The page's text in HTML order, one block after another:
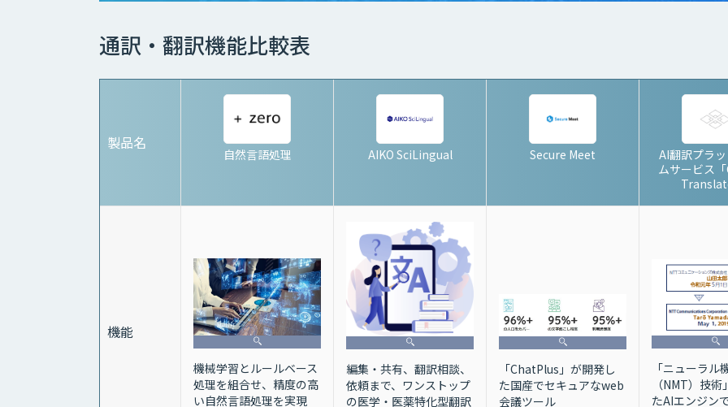
通訳・翻訳機能比較表
製品名
自然言語処理 AIKO SciLingual Secure Meet
AI翻訳プラ
ムサービス
機能
機械学習とルールベース
処理を組合せ、精度の高
い自然言語処理を実現
編集・共有、翻訳相談、
依頼まで、ワンストップ
の医学・医薬特化型翻訳
「ChatPlus」が開発し
た国産でセキュアなweb
会議ツール
「ニューラル
（NMT）技
たAIエンジン